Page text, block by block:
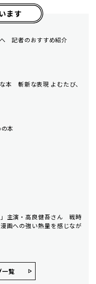
ます
記者のおすすめ紹介
本 斬新な表現 よむたび、
本
」主演・高良健吾さん 戦時
画への強い熱量を感じなが
⼀覧